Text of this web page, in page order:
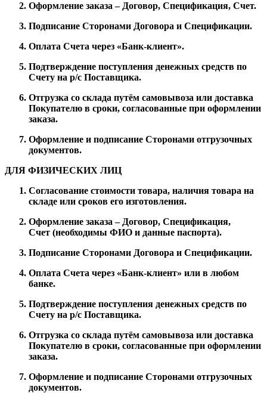
Оформление заказа – Договор, Спецификация, Счет.
Подписание Сторонами Договора и Спецификации.
Оплата Счета через «Банк-клиент».
Подтверждение поступления денежных средств по
Счету на р/с Поставщика.
Отгрузка со склада путём самовывоза или доставка
Покупателю в сроки, согласованные при оформлении
заказа.
Оформление и подписание Сторонами отгрузочных
документов.
ДЛЯ ФИЗИЧЕСКИХ ЛИЦ
Согласование стоимости товара, наличия товара на
складе или сроков его изготовления.
Оформление заказа – Договор, Спецификация,
Счет (необходимы ФИО и данные паспорта).
Подписание Сторонами Договора и Спецификации.
Оплата Счета через «Банк-клиент» или в любом
банке.
Подтверждение поступления денежных средств по
Счету на р/с Поставщика.
Отгрузка со склада путём самовывоза или доставка
Покупателю в сроки, согласованные при оформлении
заказа.
Оформление и подписание Сторонами отгрузочных
документов.